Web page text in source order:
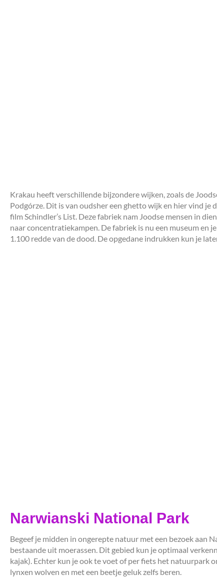
Krakau heeft verschillende bijzondere wijken, zoals de
Podgórze. Dit is van oudsher een ghetto wijk en hier vind je
film Schindler’s List. Deze fabriek nam Joodse mensen in
naar concentratiekampen. De fabriek is nu een museum en
1.100 redde van de dood. De opgedane indrukken kun je
Narwianski National Park
Begeef je midden in ongerepte natuur met een bezoek aan
bestaande uit moerassen. Dit gebied kun je optimaal
kajak). Echter kun je ook te voet of per fiets het natuurpark
lynxen wolven en met een beetje geluk zelfs beren.